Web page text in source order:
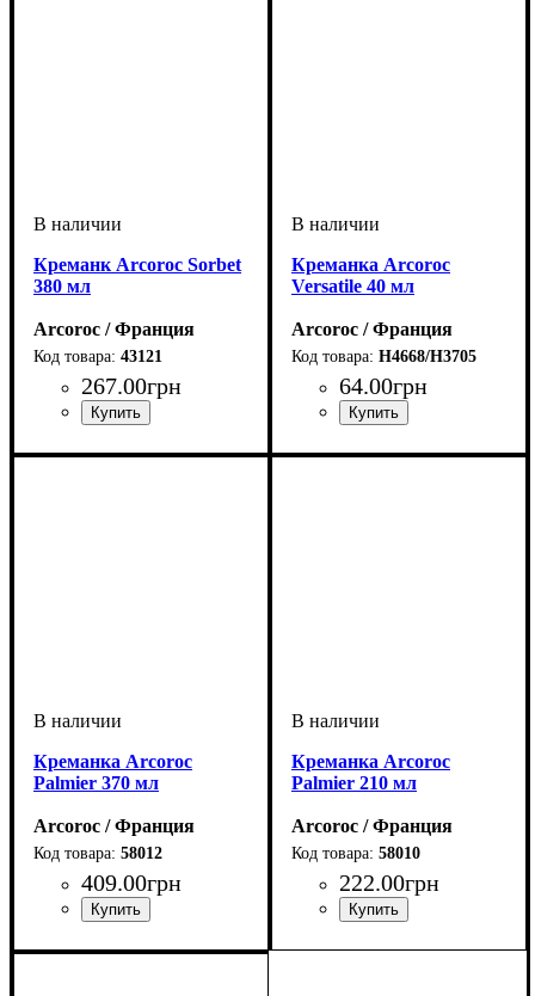
Креманк Arcoroc Sorbet
380 мл
Arcoroc / Франция
43121
267.00грн
Креманка Arcoroc
Versatile 40 мл
Arcoroc / Франция
H4668/H3705
64.00грн
Креманка Arcoroc
Palmier 370 мл
Arcoroc / Франция
58012
409.00грн
Креманка Arcoroc
Palmier 210 мл
Arcoroc / Франция
58010
222.00грн